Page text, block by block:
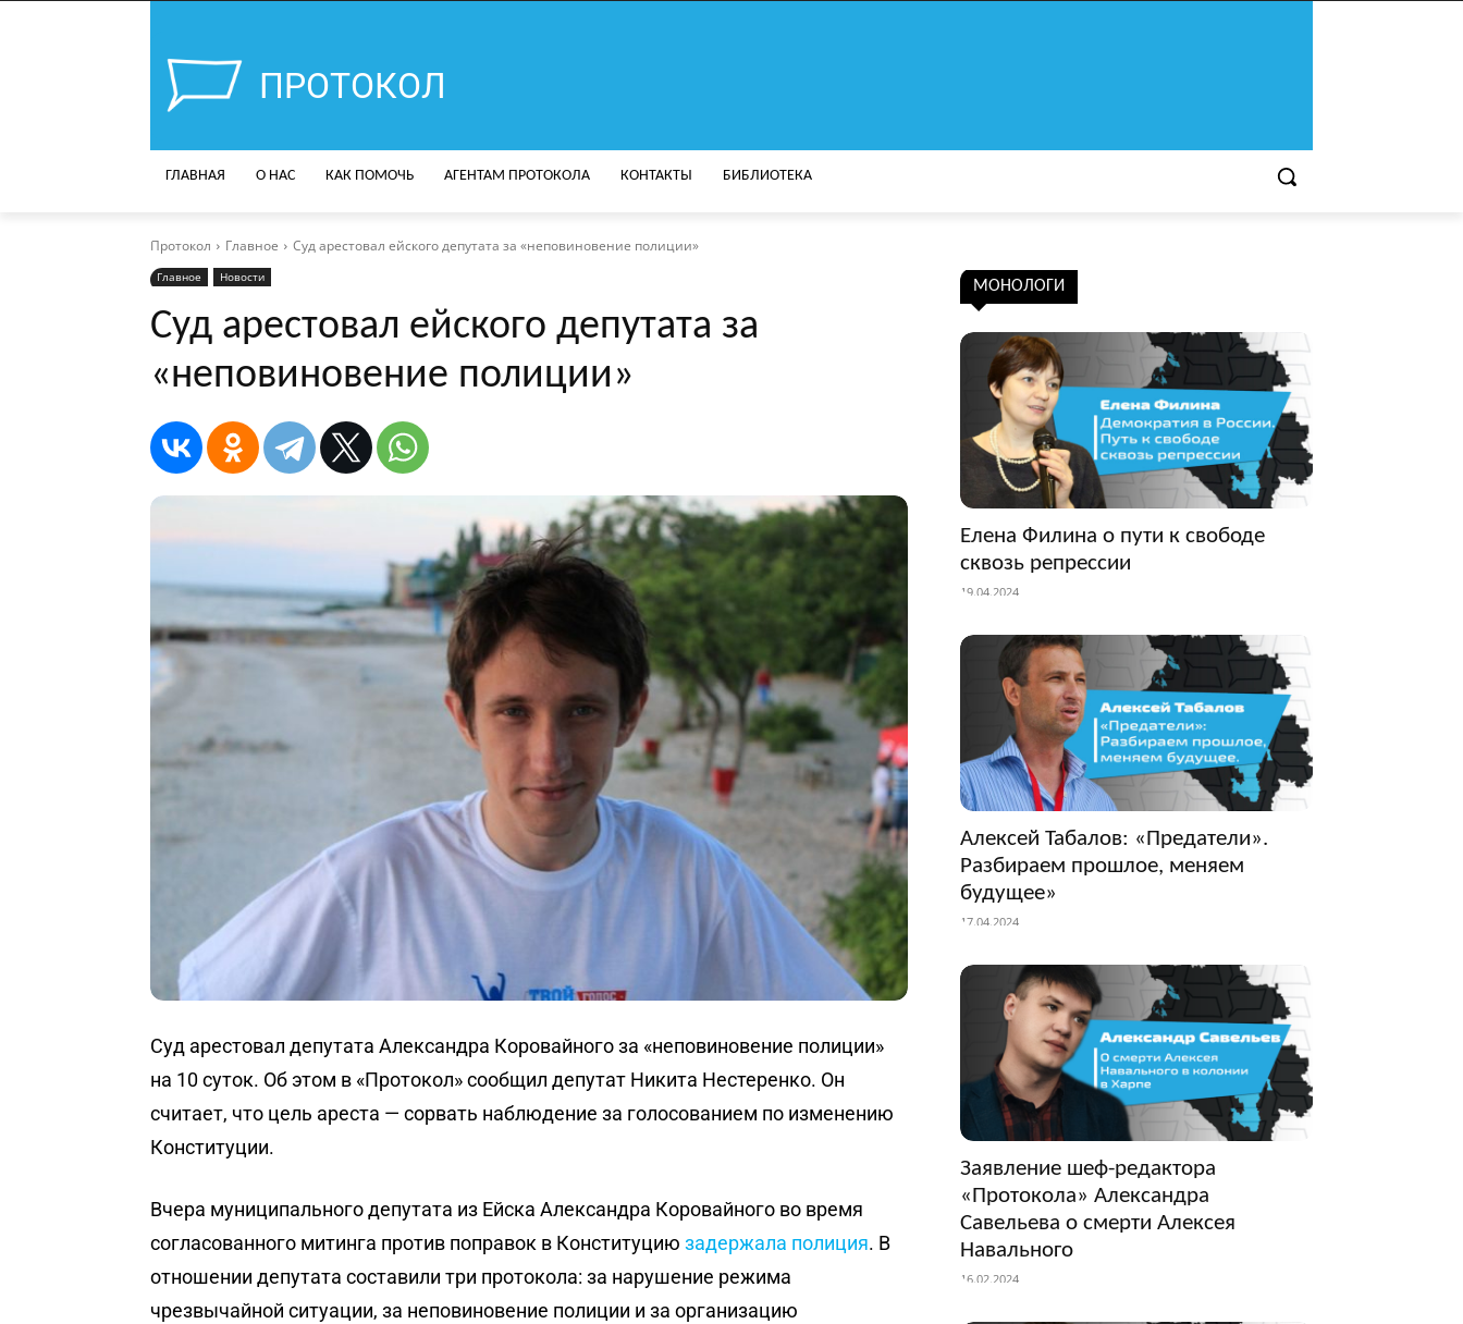
ПРОТОКОЛ
ГЛАВНАЯ О НАС КАК ПОМОЧЬ АГЕНТАМ ПРОТОКОЛА КОНТАКТЫ БИБЛИОТЕКА
Протокол Главное Суд арестовал ейского депутата за «неповиновение полиции»
Главное Новости
Суд арестовал ейского депутата за
«неповиновение полиции»
Суд арестовал депутата Александра Коровайного за «неповиновение полиции»
на 10 суток. Об этом в «Протокол» сообщил депутат Никита Нестеренко. Он
считает, что цель ареста — сорвать наблюдение за голосованием по изменению
Конституции.
Вчера муниципального депутата из Ейска Александра Коровайного во время
согласованного митинга против поправок в Конституцию задержала полиция. В
отношении депутата составили три протокола: за нарушение режима
чрезвычайной ситуации, за неповиновение полиции и за организацию
МОНОЛОГИ
Елена Филина о пути к свободе
сквозь репрессии
19.04.2024
Алексей Табалов: «Предатели».
Разбираем прошлое, меняем
будущее»
17.04.2024
Заявление шеф-редактора
«Протокола» Александра
Савельева о смерти Алексея
Навального
16.02.2024